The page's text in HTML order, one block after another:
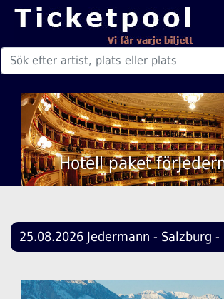
Hotell paket
25.08.2026 Jedermann - Salzburg